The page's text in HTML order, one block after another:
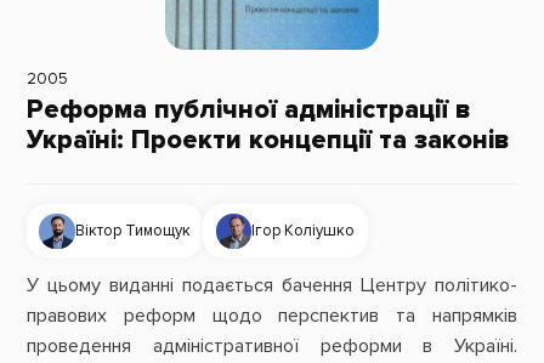
2005
Реформа публічної адміністрації в
Україні: Проекти концепції та законів
Віктор Тимощук Ігор Коліушко
У цьому виданні подається бачення Центру політико-
правових реформ щодо перспектив та напрямків
проведення адміністративної реформи в Україні.